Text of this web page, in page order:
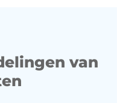
van